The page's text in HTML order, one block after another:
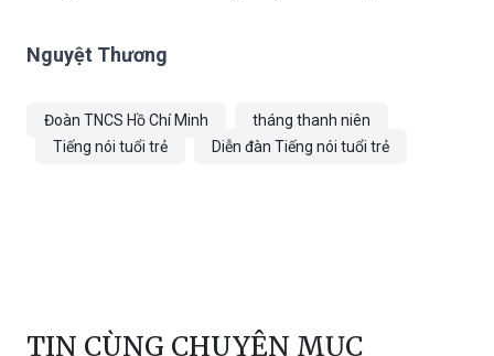
Nguyệt Thương
Đoàn TNCS Hồ Chí Minh
tháng thanh niên
Tiếng nói tuổi trẻ
Diễn đàn Tiếng nói tuổi trẻ
TIN CÙNG CHUYÊN MỤC